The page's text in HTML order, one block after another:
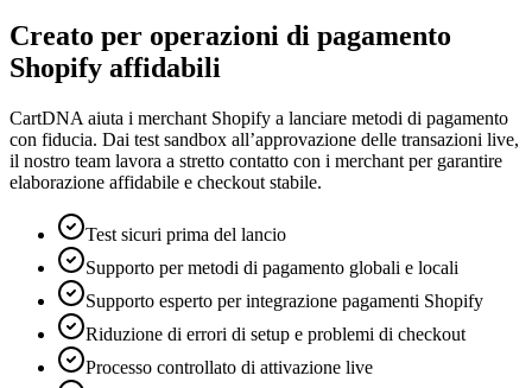
Creato per operazioni di pagamento
Shopify affidabili
CartDNA aiuta i merchant Shopify a lanciare metodi di pagamento
con fiducia. Dai test sandbox all’approvazione delle transazioni live,
il nostro team lavora a stretto contatto con i merchant per garantire
elaborazione affidabile e checkout stabile.
Test sicuri prima del lancio
Supporto per metodi di pagamento globali e locali
Supporto esperto per integrazione pagamenti Shopify
Riduzione di errori di setup e problemi di checkout
Processo controllato di attivazione live